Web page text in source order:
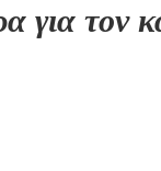
για τον